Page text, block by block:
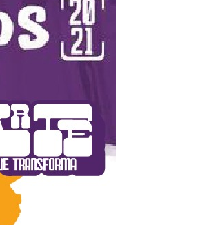
com o Sesi e invista em saúde
e momentos de lazer!